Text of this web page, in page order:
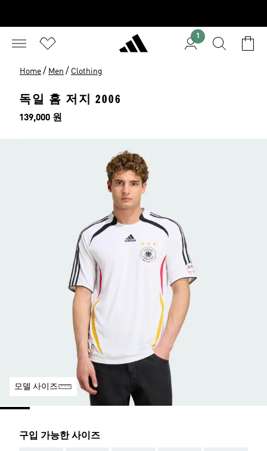
1
Home / Men / Clothing
독일 홈 저지 2006
가격
139,000 원
모델 사이즈
구입 가능한 사이즈